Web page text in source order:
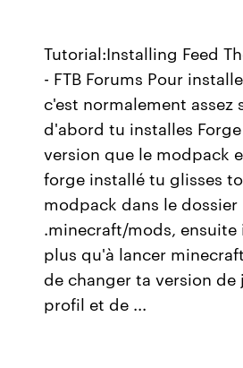
Tutorial:Installing Feed
- FTB Forums Pour
c'est normalement assez
d'abord tu installes
version que le modpack
forge installé tu glisses
modpack dans le dossier
.minecraft/mods, ensuite
plus qu'à lancer
de changer ta version de
profil et de ...